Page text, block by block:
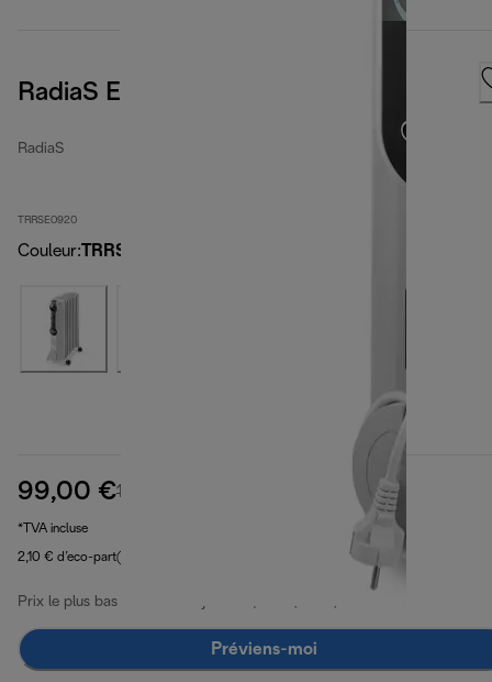
RadiaS Easytronic
RadiaS
TRRSE0920
Couleur: TRRSE0920
99,00 €129,99 €
*TVA incluse
2,10 € d’eco-part
Prix le plus bas 30 derniers jours
Préviens-moi